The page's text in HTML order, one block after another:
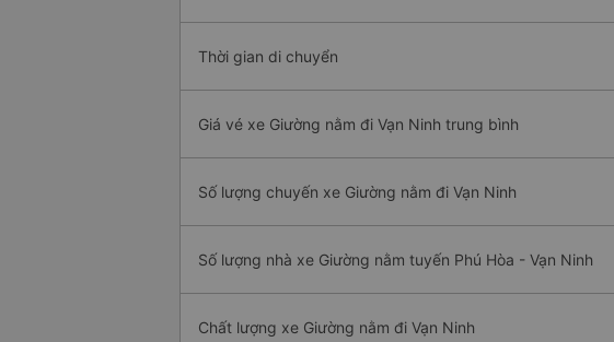
Thời gian di chuyển
Giá vé xe Giường nằm đi Vạn Ninh trung bình
Số lượng chuyến xe Giường nằm đi Vạn Ninh
Số lượng nhà xe Giường nằm tuyến Phú Hòa - Vạn Ninh
Chất lượng xe Giường nằm đi Vạn Ninh